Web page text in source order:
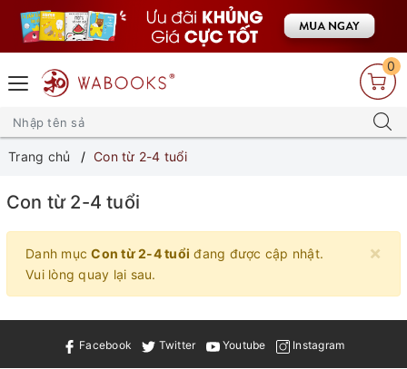
0
Trang chủ Con từ 2-4 tuổi
Con từ 2-4 tuổi
×
Danh mụcCon từ 2-4 tuổi đang được cập nhật.
Vui lòng quay lại sau.
Facebook Twitter Youtube Instagram